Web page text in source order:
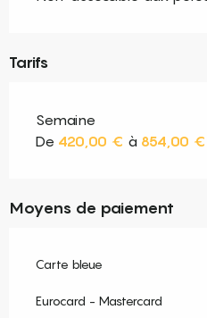
Tarifs
Semaine
De 420,00 € à 854,00 €
Moyens de paiement
Carte bleue
Eurocard - Mastercard